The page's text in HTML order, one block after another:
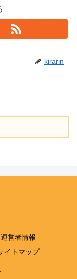
kirarin
運営者情報
イトマップ